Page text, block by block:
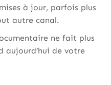
à jour, parfois plus
autre canal.
ne fait plus
de votre